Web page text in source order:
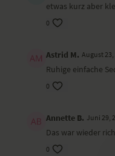
etwas kurz aber
0
Astrid M. August 23,
Ruhige einfache
0
Annette B. Juni 29,
Das war wieder
0